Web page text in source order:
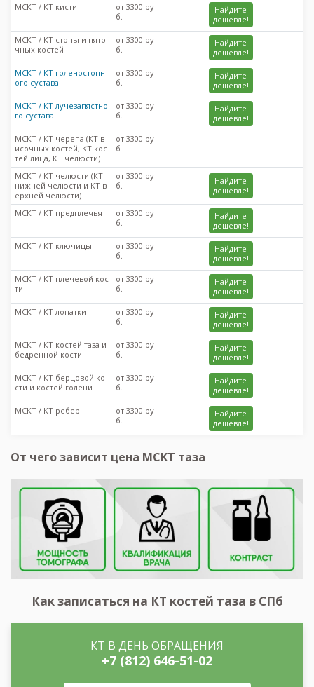
МСКТ / КТ кисти
от 3300 ру
б.
Найдите
дешевле!
МСКТ / КТ стопы и пято
чных костей
от 3300 ру
б.
Найдите
дешевле!
МСКТ / КТ голеностопн
ого сустава
от 3300 ру
б.
Найдите
дешевле!
МСКТ / КТ лучезапястно
го сустава
от 3300 ру
б.
Найдите
дешевле!
МСКТ / КТ черепа (КТ в
исочных костей, КТ кос
тей лица, КТ челюсти)
от 3300 ру
б
МСКТ / КТ челюсти (КТ
нижней челюсти и КТ в
ерхней челюсти)
от 3300 ру
б.
Найдите
дешевле!
МСКТ / КТ предплечья
от 3300 ру
б.
Найдите
дешевле!
МСКТ / КТ ключицы
от 3300 ру
б.
Найдите
дешевле!
МСКТ / КТ плечевой кос
ти
от 3300 ру
б.
Найдите
дешевле!
МСКТ / КТ лопатки
от 3300 ру
б.
Найдите
дешевле!
МСКТ / КТ костей таза и
бедренной кости
от 3300 ру
б.
Найдите
дешевле!
МСКТ / КТ берцовой ко
сти и костей голени
от 3300 ру
б.
Найдите
дешевле!
МСКТ / КТ ребер
от 3300 ру
б.
Найдите
дешевле!
От чего зависит цена МСКТ таза
Как записаться на КТ костей таза в СПб
КТ В ДЕНЬ ОБРАЩЕНИЯ
+7 (812) 646-51-02